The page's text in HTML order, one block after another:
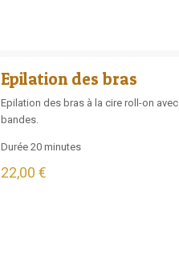
Epilation des bras
Epilation des bras à la cire roll-on avec
bandes.
Durée 20 minutes
22,00 €